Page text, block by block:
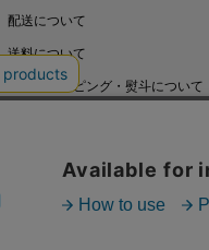
配送について
送料について
ギフトラッピング・熨斗について